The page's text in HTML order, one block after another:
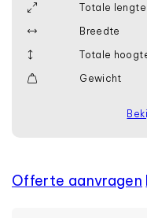
Totale lengte
Breedte
Totale
Gewicht
Offerte aanvragen